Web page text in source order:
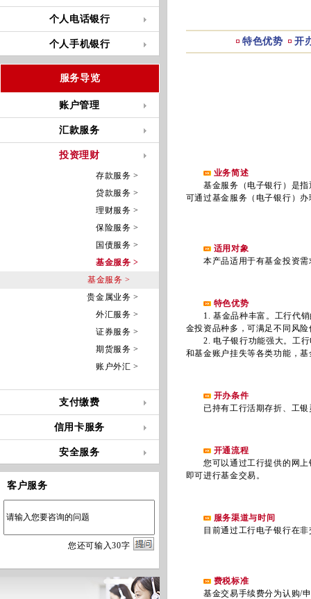
个人电话银行
个人手机银行
服务导览
账户管理
汇款服务
投资理财
存款服务 >
贷款服务 >
理财服务 >
保险服务 >
国债服务 >
基金服务 >
基金服务 >
贵金属业务 >
外汇服务 >
证券服务 >
期货服务 >
账户外汇 >
支付缴费
信用卡服务
安全服务
客户服务
您还可输入30字
特色优势 开
业务简述
基金服务（电子银行）是指
可通过基金服务（电子银行）
适用对象
本产品适用于有基金投资需
特色优势
1. 基金品种丰富。工行代销
金投资品种多，可满足不同风
2. 电子银行功能强大。工行
和基金账户挂失等各类功能，
开办条件
已持有工行活期存折、工银
开通流程
您可以通过工行提供的网上
即可进行基金交易。
服务渠道与时间
目前通过工行电子银行在非
费税标准
基金交易手续费分为认购/申